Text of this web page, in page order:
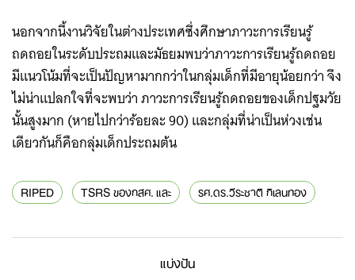
นอกจากนี้งานวิจัยในต่างประเทศซึ่งศึกษาภาวะการเรียนรู้
ถดถอยในระดับประถมและมัธยมพบว่าภาวะการเรียนรู้ถดถอย
มีแนวโน้มที่จะเป็นปัญหามากกว่าในกลุ่มเด็กที่มีอายุน้อยกว่า จึง
ไม่น่าแปลกใจที่จะพบว่า ภาวะการเรียนรู้ถดถอยของเด็กปฐมวัย
นั้นสูงมาก (หายไปกว่าร้อยละ 90) และกลุ่มที่น่าเป็นห่วงเช่น
เดียวกันก็คือกลุ่มเด็กประถมต้น
RIPED TSRS ของกสศ. และ รศ.ดร.วีระชาติ กิเลนทอง
แบ่งปัน